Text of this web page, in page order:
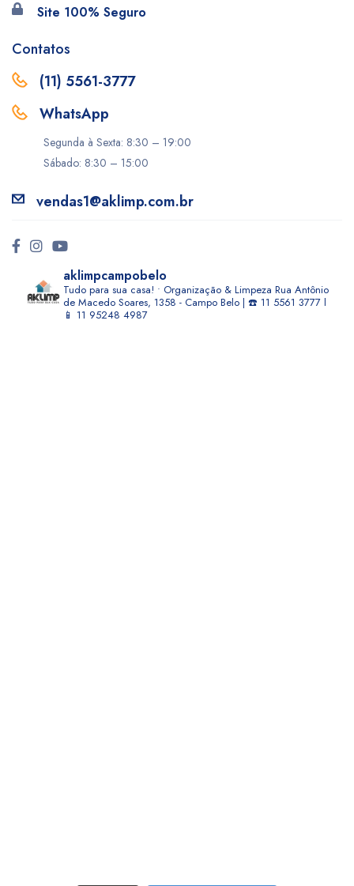
Site 100% Seguro
Contatos
(11) 5561-3777
WhatsApp
Segunda à Sexta: 8:30 – 19:00
Sábado: 8:30 – 15:00
vendas1@aklimp.com.br
aklimpcampobelo
Tudo para sua casa! • Organização & Limpeza Rua Antônio
de Macedo Soares, 1358 - Campo Belo | ☎️ 11 5561 3777 l
📱 11 95248 4987